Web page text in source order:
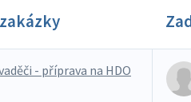
- příprava na HDO